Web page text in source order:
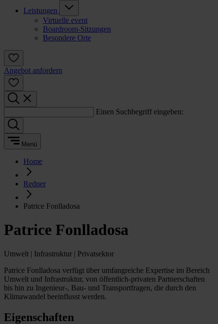
Leistungen
Virtuelle event
Boardroom-Sitzungen
Besondere Orte
Angebot anfordern
Einen Suchbegriff eingeben:
Menü
Home
Redner
Patrice Fonlladosa
Patrice Fonlladosa
Umwelt | Infrastruktur | Privatsektor
Patrice Fonlladosa verfügt über umfangreiche Expertise im Bereich
Umwelt und Infrastruktur, von öffentlich-privaten Partnerschaften
bis hin zu Ingenieur-, Bau- und Transportfragen, die durch den
Klimawandel beeinflusst werden.
Eigenschaften